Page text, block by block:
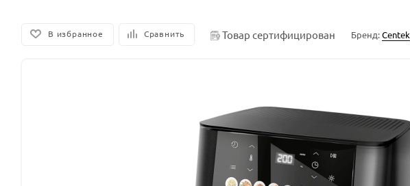
В избранное Сравнить Товар сертифицирован Бренд:Centek